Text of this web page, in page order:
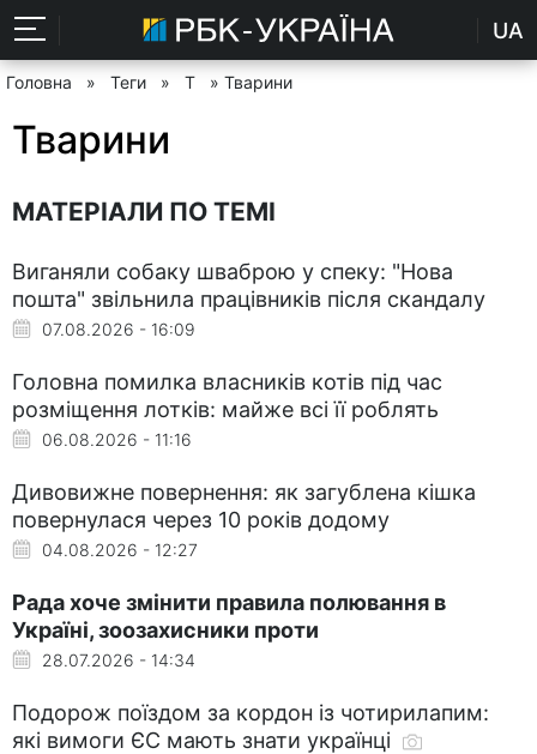
UA
Головна » Теги » Т » Тварини
Тварини
МАТЕРІАЛИ ПО ТЕМІ
Виганяли собаку шваброю у спеку: "Нова
пошта" звільнила працівників після скандалу
07.08.2026 - 16:09
Головна помилка власників котів під час
розміщення лотків: майже всі її роблять
06.08.2026 - 11:16
Дивовижне повернення: як загублена кішка
повернулася через 10 років додому
04.08.2026 - 12:27
Рада хоче змінити правила полювання в
Україні, зоозахисники проти
28.07.2026 - 14:34
Подорож поїздом за кордон із чотирилапим:
які вимоги ЄС мають знати українці